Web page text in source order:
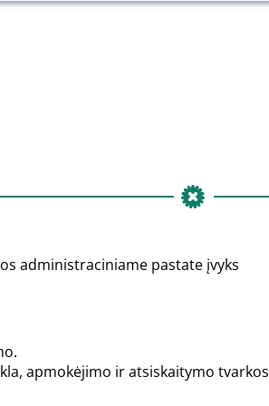
administraciniame pastate įvyks
apmokėjimo ir atsiskaitymo tvarkos